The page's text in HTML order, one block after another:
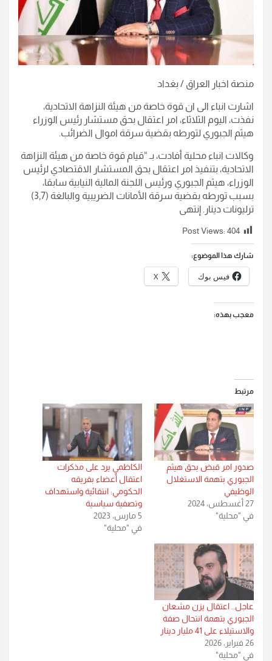
منصة اخبار العراق / بغداد
اشارت انباء الى ان قوة خاصة من هيئة النزاهة الاتحادية،
نفذت، اليوم الثلاثاء، امر اعتقال بحق مستشار رئيس الوزراء
هيثم الجبوري لتورطه بقضية سرقة اموال الضرائب.
وكالات انباء محلية أفادت، بـ “قيام قوة خاصة من هيئة النزاهة
الاتحادية، بتنفيذ امر اعتقال بحق المستشار الاقتصادي لرئيس
الوزراء، هيثم الجبوري ورئيس اللجنة المالية النيابية سابقا،
بسبب تورطه بقضية سرقة الأمانات الضريبية والبالغة (3,7)
ترليونات دينار. إنتهى
Post Views: 404
شارك هذا الموضوع:
فيس بوك X
معجب بهذه:
مرتبط
صدور امر قبض بحق هيثم
الجبوري بتهمة الاستغلال
الوظيفي
27 أغسطس، 2024
في "محلية"
الكاظمي يرد على مذكرات
اعتقال أعضاء بفريقه
الحكومي: انتقائية واستهداف
وتصفية سياسية
5 مارس، 2023
في "محلية"
عاجل.. اعتقال يزن مشعان
الجبوري بتهمة انتحال صفة
والاستيلاء على 41 مليار دينار
26 فبراير، 2026
في "محلية"